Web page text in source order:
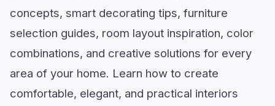
concepts, smart decorating tips, furniture
selection guides, room layout inspiration, color
combinations, and creative solutions for every
area of your home. Learn how to create
comfortable, elegant, and practical interiors